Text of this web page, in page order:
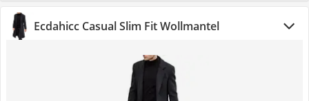
Ecdahicc Casual Slim Fit Wollmantel